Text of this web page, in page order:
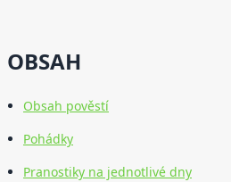
OBSAH
Obsah pověstí
Pohádky
Pranostiky na jednotlivé dny